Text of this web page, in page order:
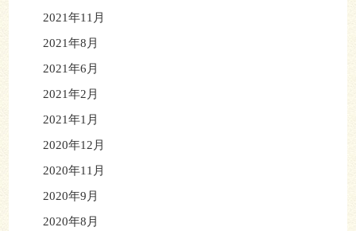
2021年11月
2021年8月
2021年6月
2021年2月
2021年1月
2020年12月
2020年11月
2020年9月
2020年8月